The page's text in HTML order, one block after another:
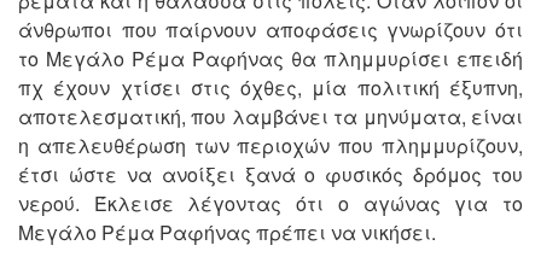
άνθρωποι που παίρνουν αποφάσεις γνωρίζουν ότι
το Μεγάλο Ρέμα Ραφήνας θα πλημμυρίσει επειδή
πχ έχουν χτίσει στις όχθες, μία πολιτική έξυπνη,
αποτελεσματική, που λαμβάνει τα μηνύματα, είναι
η απελευθέρωση των περιοχών που πλημμυρίζουν,
έτσι ώστε να ανοίξει ξανά ο φυσικός δρόμος του
νερού. Έκλεισε λέγοντας ότι ο αγώνας για το
Μεγάλο Ρέμα Ραφήνας πρέπει να νικήσει.